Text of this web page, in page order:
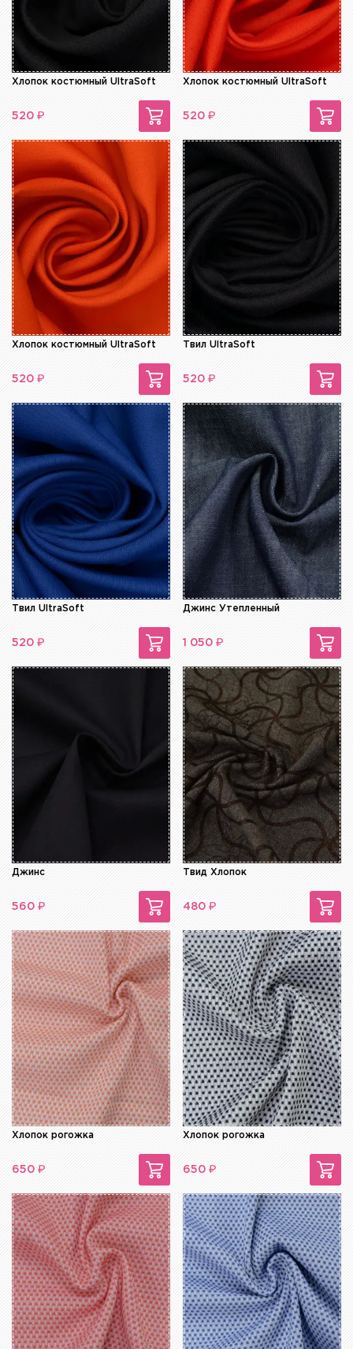
Хлопок костюмный UltraSoft
520 ₽
Хлопок костюмный UltraSoft
520 ₽
Хлопок костюмный UltraSoft
520 ₽
Твил UltraSoft
520 ₽
Твил UltraSoft
520 ₽
Джинс Утепленный
1 050 ₽
Джинс
560 ₽
Твид Хлопок
480 ₽
Хлопок рогожка
650 ₽
Хлопок рогожка
650 ₽